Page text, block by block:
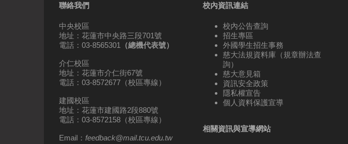
聯絡我們
中央校區
地址：花蓮市中央路三段701號
電話：03-8565301
（總機代表號）
介仁校區
地址：花蓮市介仁街67號
電話：03-8572677（校區專線）
建國校區
地址：花蓮市建國路2段880號
電話：03-8572158（校區專線）
Email： feedback@mail.tcu.edu.tw
校內資訊連結
校內公告查詢
招生專區
外國學生招生事務
慈大法規資料庫（規章辦法查
詢）
慈大意見箱
資訊安全政策
隱私權宣告
個人資料保護宣導
相關資訊與宣導網站